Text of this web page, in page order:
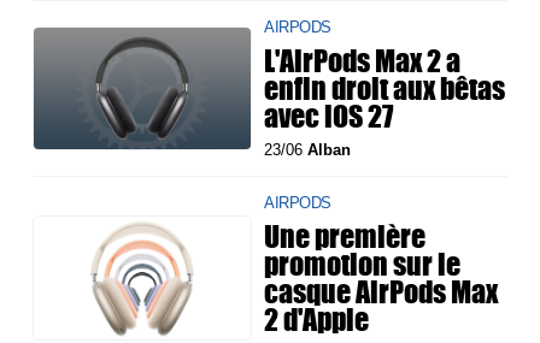
AIRPODS
L'AirPods Max 2 a
enfin droit aux bêtas
avec iOS 27
23/06Alban
AIRPODS
Une première
promotion sur le
casque AirPods Max
2 d'Apple